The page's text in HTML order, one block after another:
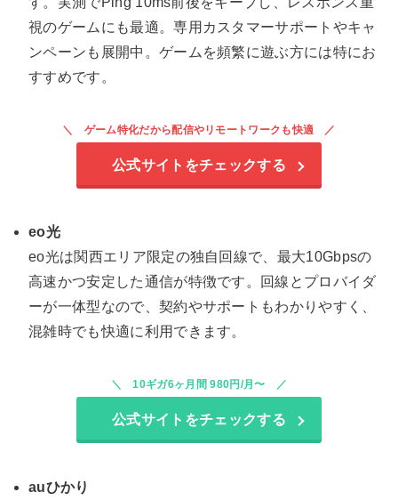
視のゲームにも最適。専用カスタマーサポートやキャ
ンペーンも展開中。ゲームを頻繁に遊ぶ方には特にお
すすめです。
ゲーム特化だから配信やリモートワークも快適
公式サイトをチェックする
eo光
eo光は関西エリア限定の独自回線で、最大10Gbpsの
高速かつ安定した通信が特徴です。回線とプロバイダ
ーが一体型なので、契約やサポートもわかりやすく、
混雑時でも快適に利用できます。
10ギガ6ヶ月間 980円/月〜
公式サイトをチェックする
auひかり